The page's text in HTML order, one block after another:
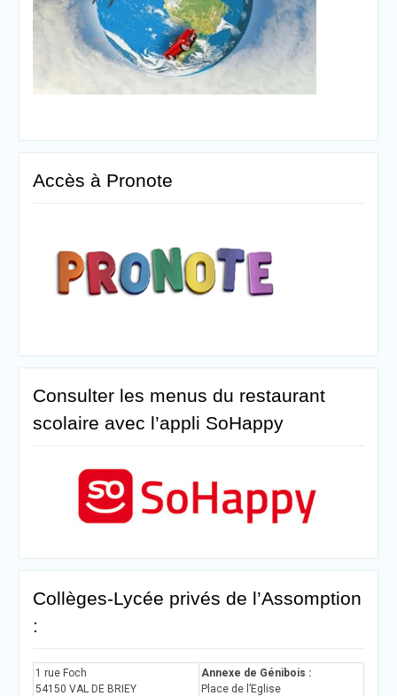
Accès à Pronote
Consulter les menus du restaurant
scolaire avec l’appli SoHappy
Collèges-Lycée privés de l’Assomption
:
1 rue Foch
54150 VAL DE BRIEY
Annexe de Génibois :
Place de l’Eglise